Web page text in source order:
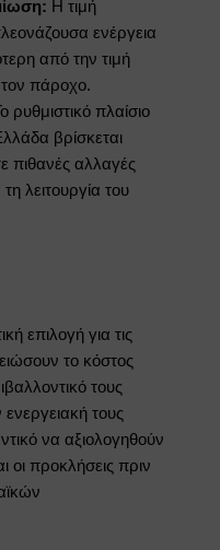
Η τιμή
ενέργεια
από την τιμή
πάροχο.
ρυθμιστικό πλαίσιο
βρίσκεται
πιθανές αλλαγές
λειτουργία του
επιλογή για τις
το κόστος
τους
τους
να αξιολογηθούν
οι προκλήσεις πριν